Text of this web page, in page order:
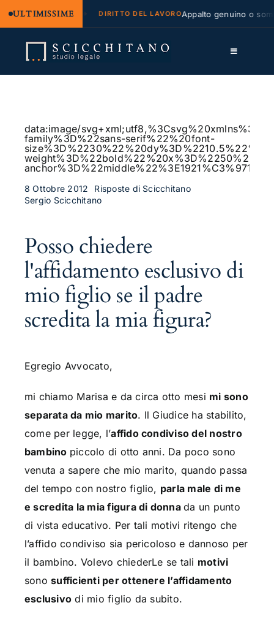
ULTIMISSIME
e regresso DIRITTO DEL LAVOROAppalto genuino o
contenuto
Toggle
Servizi
Approfondimenti
Contatti
data:image/
family%3D%22sans-serif%22%20font-
8 Ottobre 2012
Risposte di Scicchitano
Sergio Scicchitano
Posso chiedere
l'affidamento esclusivo di
mio figlio se il padre
scredita la mia figura?
Egregio Avvocato,
mi chiamo Marisa e da circa otto mesi mi sono
separata da mio marito. Il Giudice ha stabilito,
come per legge, l’affido condiviso del nostro
bambino piccolo di otto anni. Da poco sono
venuta a sapere che mio marito, quando passa
del tempo con nostro figlio, parla male di me
e scredita la mia figura di donnada un punto
di vista educativo. Per tali motivi ritengo che
l’affido condiviso sia pericoloso e dannoso per
il bambino. Volevo chiederLe se tali motivi
sonosufficienti per ottenere l’affidamento
esclusivo di mio figlio da subito.